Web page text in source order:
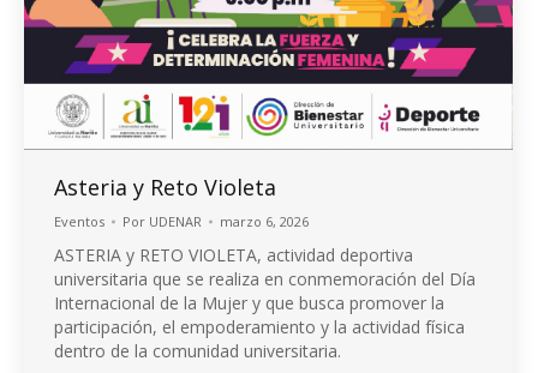
Asteria y Reto Violeta
Eventos Por UDENAR marzo 6, 2026
ASTERIA y RETO VIOLETA, actividad deportiva
universitaria que se realiza en conmemoración del Día
Internacional de la Mujer y que busca promover la
participación, el empoderamiento y la actividad física
dentro de la comunidad universitaria.